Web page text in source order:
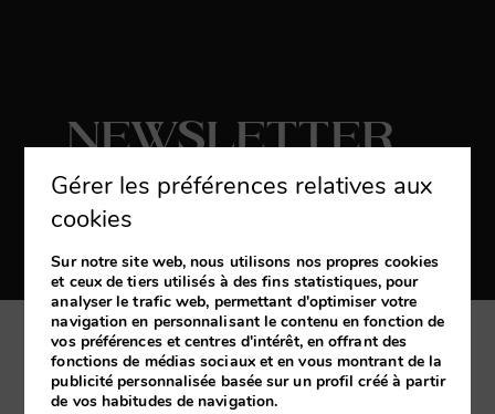
Newsletter
S'abonner
Recevez les dernières nouvelles et des
Ma réservation
Gérer les préférences relatives aux
cookies
Sur notre site web, nous utilisons nos propres cookies
et ceux de tiers utilisés à des fins statistiques, pour
analyser le trafic web, permettant d'optimiser votre
navigation en personnalisant le contenu en fonction de
vos préférences et centres d'intérêt, en offrant des
fonctions de médias sociaux et en vous montrant de la
publicité personnalisée basée sur un profil créé à partir
de vos habitudes de navigation.